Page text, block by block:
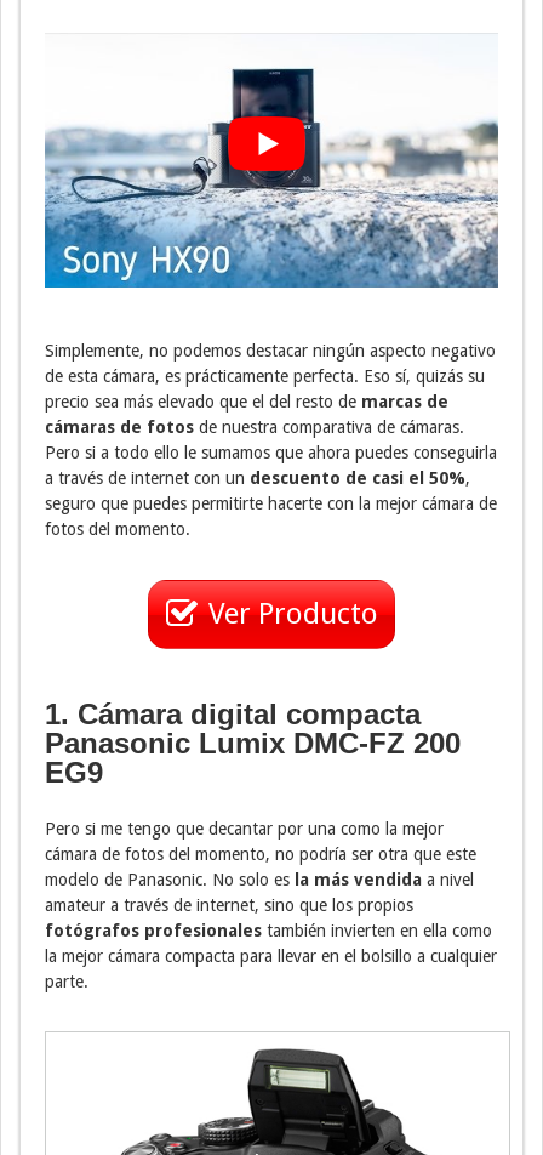
Simplemente, no podemos destacar ningún aspecto negativo
de esta cámara, es prácticamente perfecta. Eso sí, quizás su
precio sea más elevado que el del resto de marcas de
cámaras de fotos de nuestra comparativa de cámaras.
Pero si a todo ello le sumamos que ahora puedes conseguirla
a través de internet con un descuento de casi el 50%,
seguro que puedes permitirte hacerte con la mejor cámara de
fotos del momento.
Ver Producto
1. Cámara digital compacta
Panasonic Lumix DMC-FZ 200
EG9
Pero si me tengo que decantar por una como la mejor
cámara de fotos del momento, no podría ser otra que este
modelo de Panasonic. No solo es la más vendida a nivel
amateur a través de internet, sino que los propios
fotógrafos profesionales también invierten en ella como
la mejor cámara compacta para llevar en el bolsillo a cualquier
parte.